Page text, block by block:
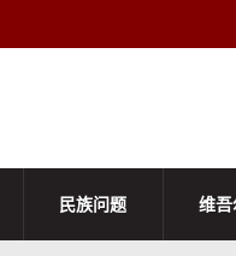
民族问题 维吾